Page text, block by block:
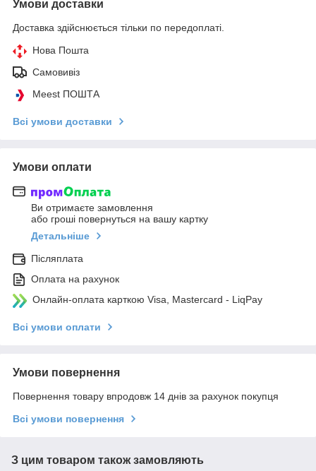
Умови доставки
Доставка здійснюється тільки по передоплаті.
Нова Пошта
Самовивіз
Meest ПОШТА
Всі умови доставки
Умови оплати
Ви отримаєте замовлення
або гроші повернуться на вашу картку
Детальніше
Післяплата
Оплата на рахунок
Онлайн-оплата карткою Visa, Mastercard - LiqPay
Всі умови оплати
Умови повернення
Повернення товару впродовж 14 днів за рахунок покупця
Всі умови повернення
З цим товаром також замовляють